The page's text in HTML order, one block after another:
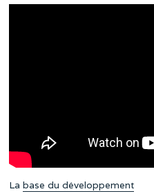
Labase du développement